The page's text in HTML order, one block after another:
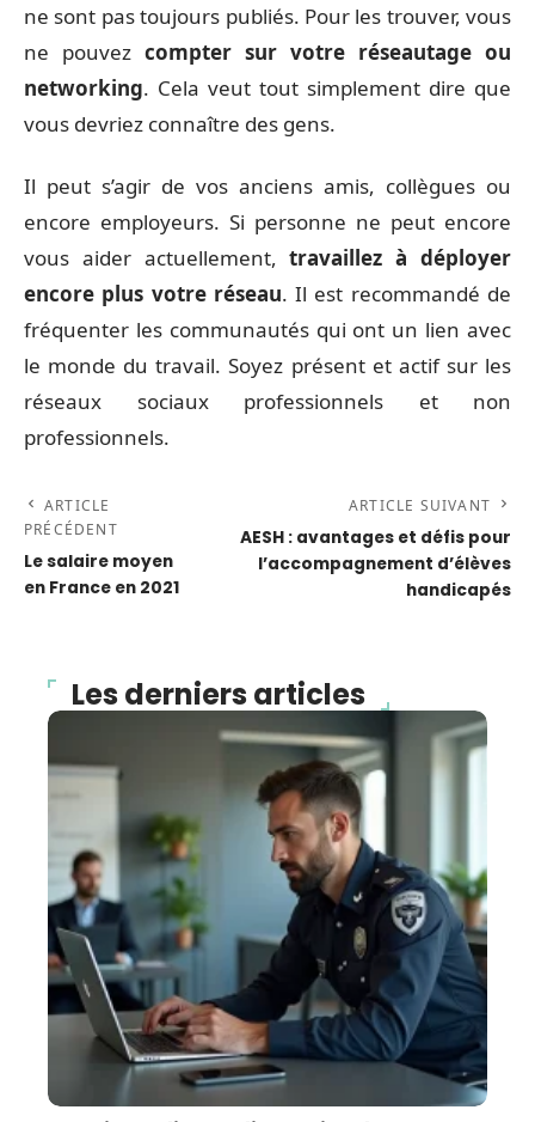
ne sont pas toujours publiés. Pour les trouver, vous
ne pouvez compter sur votre réseautage ou
networking. Cela veut tout simplement dire que
vous devriez connaître des gens.
Il peut s’agir de vos anciens amis, collègues ou
encore employeurs. Si personne ne peut encore
vous aider actuellement,travaillez à déployer
encore plus votre réseau. Il est recommandé de
fréquenter les communautés qui ont un lien avec
le monde du travail. Soyez présent et actif sur les
réseaux sociaux professionnels et non
professionnels.
ARTICLE
PRÉCÉDENT
Le salaire moyen
en France en 2021
ARTICLE SUIVANT
AESH : avantages et défis pour
l’accompagnement d’élèves
handicapés
Les derniers articles